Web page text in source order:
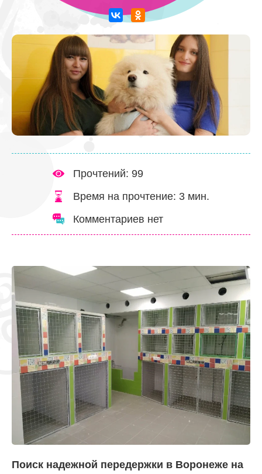
Прочтений: 99
Время на прочтение: 3 мин.
Комментариев нет
Поиск надежной передержки в Воронеже на